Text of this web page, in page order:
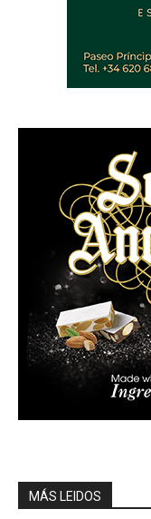
MÁS LEIDOS